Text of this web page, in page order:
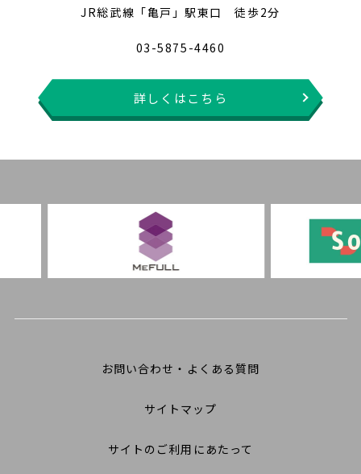
JR総武線「亀戸」駅東口 徒歩2分
03-5875-4460
詳しくはこちら
お問い合わせ・よくある質問
サイトマップ
サイトのご利用にあたって